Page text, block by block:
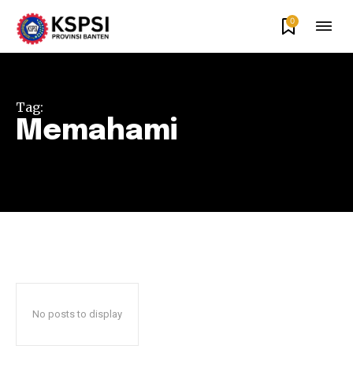
0
Tag:
Memahami
No posts to display